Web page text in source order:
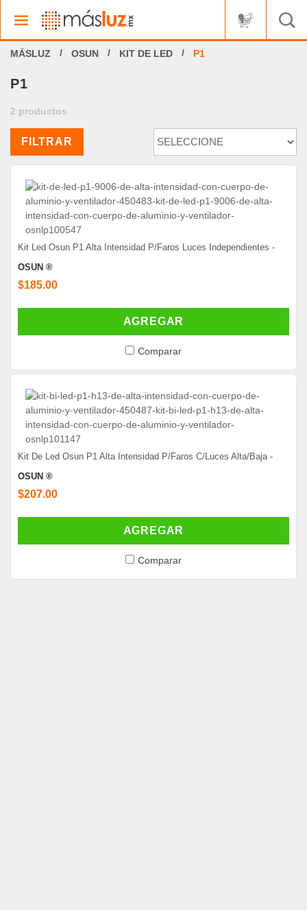
OSUN KIT DE LED P1
P1
2 productos
FILTRAR
Kit Led Osun P1 Alta Intensidad P/Faros Luces Independientes -
OSUN ®
$185.00
AGREGAR
Comparar
Kit De Led Osun P1 Alta Intensidad P/Faros C/Luces Alta/Baja -
OSUN ®
$207.00
AGREGAR
Comparar